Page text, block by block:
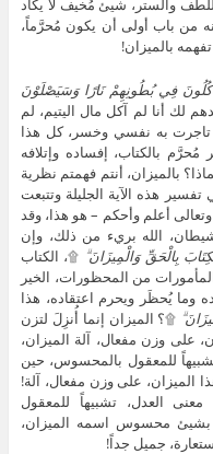
والستر، شيئ مُخيف لا يكاد
من باب أولى أن يكون مُحرَّماً،
بالميزان!
فِي بُطُونِهِمْ نَارًا وَسَيَصْلَوْنَ
لك أنا لم آكل مال اليتيم، لم
تاجرت به نفسي وخسر، كل هذا
مُحرَّم بالكتاب، إفساده وإتلافه
بالميزان، أنتم فهمتم نظرية
هذه الآية الجليلة وتتبعت
أعلم وأحكم – هو هذا، وقد
الله بريء من ذلك، وإن
بِالْحَقِّ وَالْمِيزَانَ
۩، الكتاب
من المحظورات، الخير
وما يُحظَر ويحرم اعتقاده، هذا
۩؟ الميزان إنما أُنزِلَ لتزن
على وزن مفعال، آلة الميزان،
للمعقول بالمحسوس، حين
الميزان، على وزن مفعال، آلة!
العدل، تشبيهاً للمعقول
محسوس اسمه الميزان،
جميل جداً!